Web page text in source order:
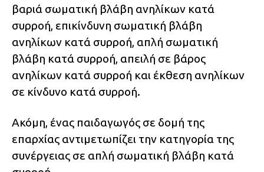
βαριά σωματική βλάβη ανηλίκων κατά
συρροή, επικίνδυνη σωματική βλάβη
ανηλίκων κατά συρροή, απλή σωματική
βλάβη κατά συρροή, απειλή σε βάρος
ανηλίκων κατά συρροή και έκθεση ανηλίκων
σε κίνδυνο κατά συρροή.
Ακόμη, ένας παιδαγωγός σε δομή της
επαρχίας αντιμετωπίζει την κατηγορία της
συνέργειας σε απλή σωματική βλάβη κατά